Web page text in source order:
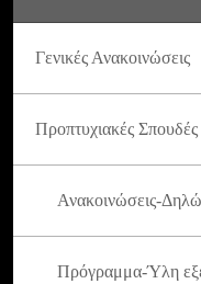
Γενικές Ανακοινώσεις
Προπτυχιακές Σπουδές
Ανακοινώσεις-
Πρόγραμμα-Ύλη